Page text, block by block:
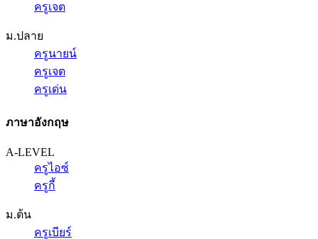
ครูเจต
ม.ปลาย
ครูนายน์
ครูเจต
ครูเด่น
ภาษาอังกฤษ
A-LEVEL
ครูไอซ์
ครูกี้
ม.ต้น
ครูเบียร์